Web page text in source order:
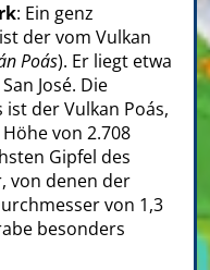
: Ein genz
der vom Vulkan
Poás). Er liegt etwa
José. Die
der Vulkan Poás,
von 2.708
Gipfel des
von denen der
von 1,3
besonders